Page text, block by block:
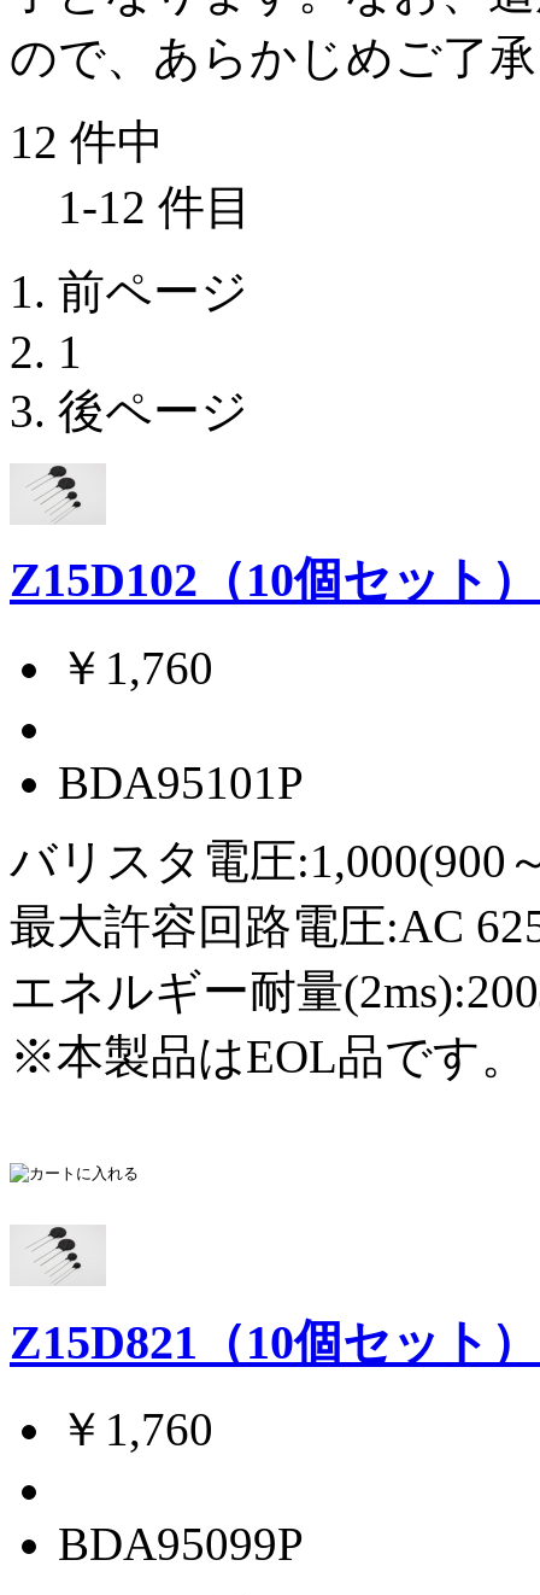
ので、あらかじめご了
12 件中
1-12 件目
前ページ
1
後ページ
Z15D102（10個セット
￥1,760
BDA95101P
バリスタ電圧:1,000(900
最大許容回路電圧:AC
エネルギー耐量
※本製品はEOL品です。
Z15D821（10個セット
￥1,760
BDA95099P